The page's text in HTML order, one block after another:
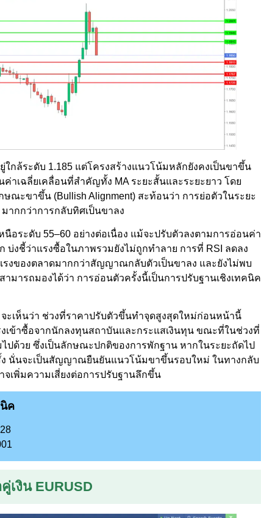
ใกล้ระดับ 1.185 แต่โครงสร้างแนวโน้มหลักยังคงเป็นขาขึ้น
ค่าเฉลี่ยเคลื่อนที่สำคัญทั้ง MA ระยะสั้นและระยะยาว โดย
ษณะขาขึ้น (Bullish Alignment) สะท้อนว่า การย่อตัวในระยะ
ากกว่าการกลับทิศเป็นขาลง
นือระดับ 55–60 อย่างต่อเนื่อง แม้จะปรับตัวลงตามการอ่อนค่า
บ่งชี้ว่าแรงซื้อในภาพรวมยังไม่ถูกทำลาย การที่ RSI ลดลง
งของตลาดมากกว่าสัญญาณกลับตัวเป็นขาลง และยังไม่พบ
มารถมองได้ว่า การอ่อนตัวครั้งนี้เป็นการปรับฐานเชิงเทคนิค
ะเห็นว่า ช่วงที่ราคาปรับตัวขึ้นทำจุดสูงสุดใหม่ก่อนหน้านี้
เข้าซื้อจากนักลงทุนสถาบันและกระแสเงินทุน ขณะที่ในช่วงที่
ปด้วย ซึ่งเป็นลักษณะปกติของการพักฐาน หากในระยะถัดไป
นั่นจะเป็นสัญญาณยืนยันแนวโน้มขาขึ้นรอบใหม่ ในทางกลับ
เพิ่มความเสี่ยงต่อการปรับฐานลึกขึ้น
ค
เงิน EURUSD